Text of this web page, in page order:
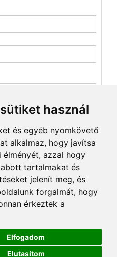
használ
és egyéb nyomkövető
alkalmaz, hogy javítsa
élményét, azzal hogy
tartalmakat és
jelenít meg, és
forgalmát, hogy
érkeztek a
Elfogadom
Elutasítom
adataim
hogy elmúltam 18